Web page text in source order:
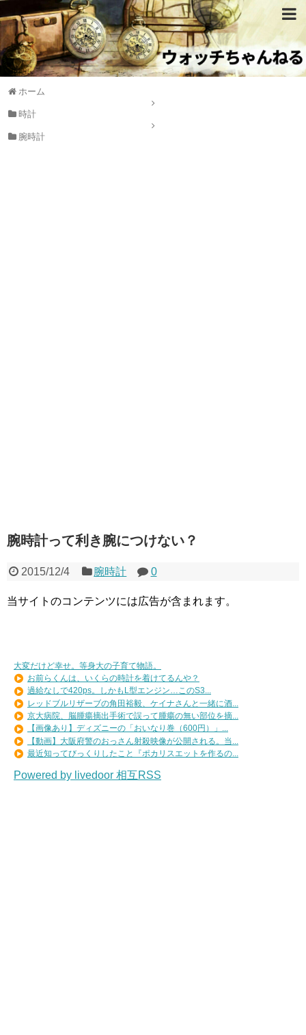
ホーム
時計
腕時計
腕時計って利き腕につけない？
2015/12/4 腕時計 0
当サイトのコンテンツには広告が含まれます。
大変だけど幸せ。等身大の子育て物語。
お前らくんは、いくらの時計を着けてるんや？
過給なしで420ps。しかもL型エンジン…このS3...
レッドブルリザーブの角田裕毅、ケイナさんと一緒に酒...
京大病院、脳腫瘍摘出手術で誤って腫瘍の無い部位を摘...
【画像あり】ディズニーの「おいなり巻（600円）」...
【動画】大阪府警のおっさん射殺映像が公開される。当...
最近知ってびっくりしたこと『ポカリスエットを作るの...
Powered by livedoor 相互RSS